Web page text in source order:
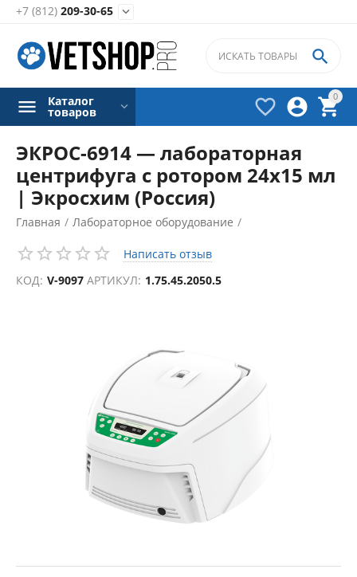
+7 (812) 209-30-65 
0




Каталог
товаров
ЭКРОС-6914 — лабораторная
центрифуга с ротором 24х15 мл
| Экросхим (Россия)
Главная / Лабораторное оборудование /
Центрифуги лабораторные /
Написать отзыв
КОД: V-9097 АРТИКУЛ: 1.75.45.2050.5